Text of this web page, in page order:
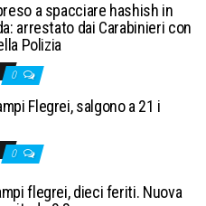
a spacciare hashish in
arrestato dai Carabinieri con
Polizia
0
Flegrei, salgono a 21 i
0
flegrei, dieci feriti. Nuova